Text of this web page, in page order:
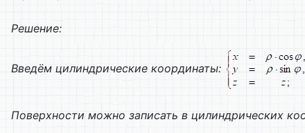
Решение:
Введём цилиндрические координаты:
Поверхности можно записать в цилиндрических